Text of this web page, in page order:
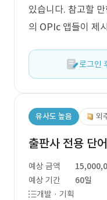
있습니다. 참고할
의 OPIc 앱들이 제
로그인
유사도 높음 외
출판사 전용 단
예상 금액
예상 기간
60일
개발 · 기획